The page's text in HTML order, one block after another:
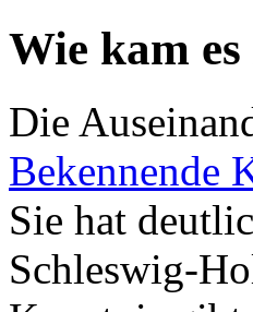
Wie kam
Die
Bekennende
Sie hat
Schleswig-